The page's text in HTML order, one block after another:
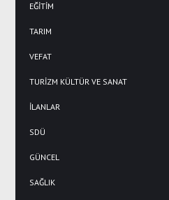
EĞİTİM
TARIM
VEFAT
TURİZM KÜLTÜR VE SANAT
İLANLAR
SDÜ
GÜNCEL
SAĞLIK